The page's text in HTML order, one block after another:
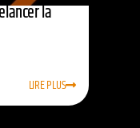
la
LIRE PLUS